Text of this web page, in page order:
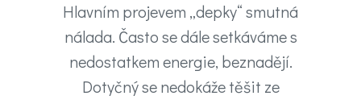
Hlavním projevem „depky“ smutná
nálada. Často se dále setkáváme s
nedostatkem energie, beznadějí.
Dotyčný se nedokáže těšit ze